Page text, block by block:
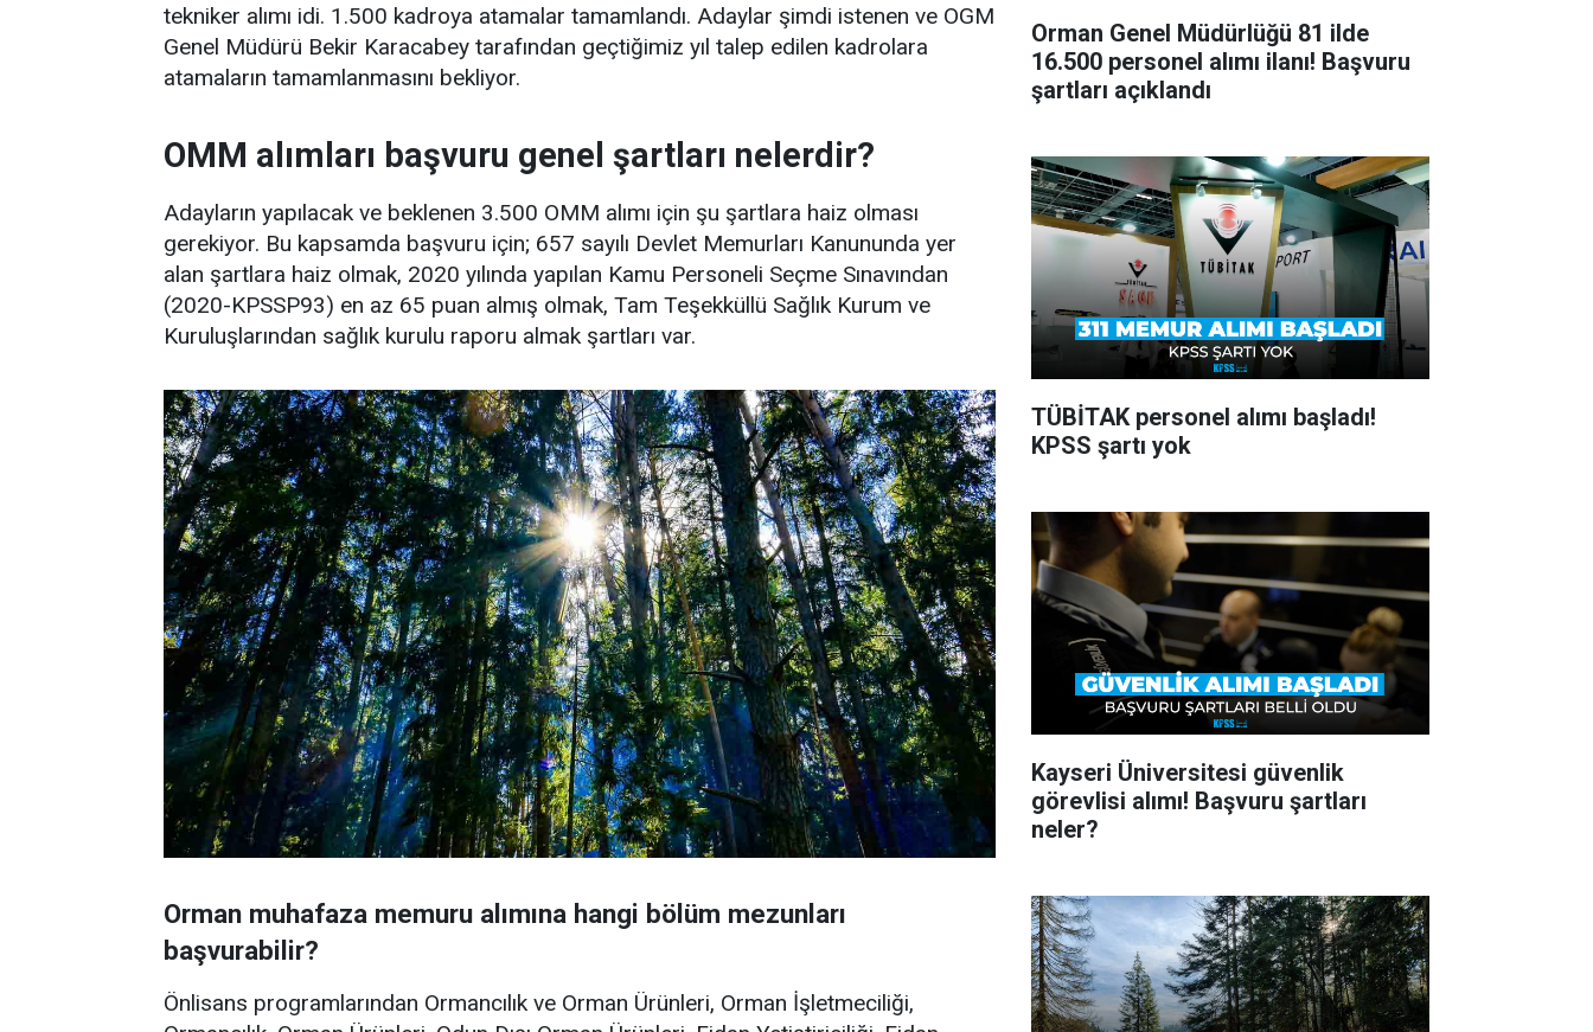
tekniker alımı idi. 1.500 kadroya atamalar tamamlandı. Adaylar şimdi istenen ve OGM
Genel Müdürü Bekir Karacabey tarafından geçtiğimiz yıl talep edilen kadrolara
atamaların tamamlanmasını bekliyor.
OMM alımları başvuru genel şartları nelerdir?
Adayların yapılacak ve beklenen 3.500 OMM alımı için şu şartlara haiz olması
gerekiyor. Bu kapsamda başvuru için; 657 sayılı Devlet Memurları Kanununda yer
alan şartlara haiz olmak, 2020 yılında yapılan Kamu Personeli Seçme Sınavından
(2020-KPSSP93) en az 65 puan almış olmak, Tam Teşekküllü Sağlık Kurum ve
Kuruluşlarından sağlık kurulu raporu almak şartları var.
Orman muhafaza memuru alımına hangi bölüm mezunları
başvurabilir?
Önlisans programlarından Ormancılık ve Orman Ürünleri, Orman İşletmeciliği,
Orman Genel Müdürlüğü 81 ilde
16.500 personel alımı ilanı! Başvuru
şartları açıklandı
TÜBİTAK personel alımı başladı!
KPSS şartı yok
Kayseri Üniversitesi güvenlik
görevlisi alımı! Başvuru şartları
neler?